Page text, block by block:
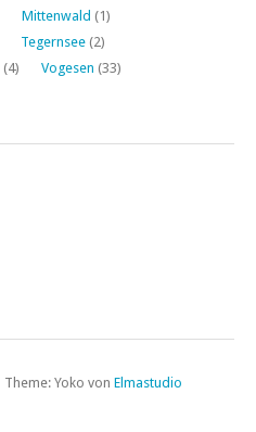
Mittenwald (1)
Tegernsee (2)
(4) Vogesen (33)
Theme: Yoko von Elmastudio